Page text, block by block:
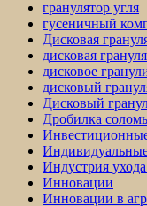
гранулятор угля
гусеничный
Дисковая
дисковая
дисковое
дисковый
Дисковый
Дробилка
Индустрия
Инновации
Инновации в